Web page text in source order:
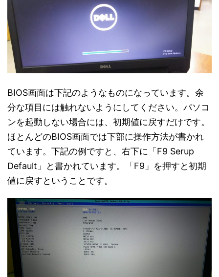
BIOS画面は下記のようなものになっています。余
分な項目には触れないようにしてください。パソコ
ンを起動しない場合には、初期値に戻すだけです。
ほとんどのBIOS画面では下部に操作方法が書かれ
ています。下記の例ですと、右下に「F9 Serup
Default」と書かれています。「F9」を押すと初期
値に戻すということです。